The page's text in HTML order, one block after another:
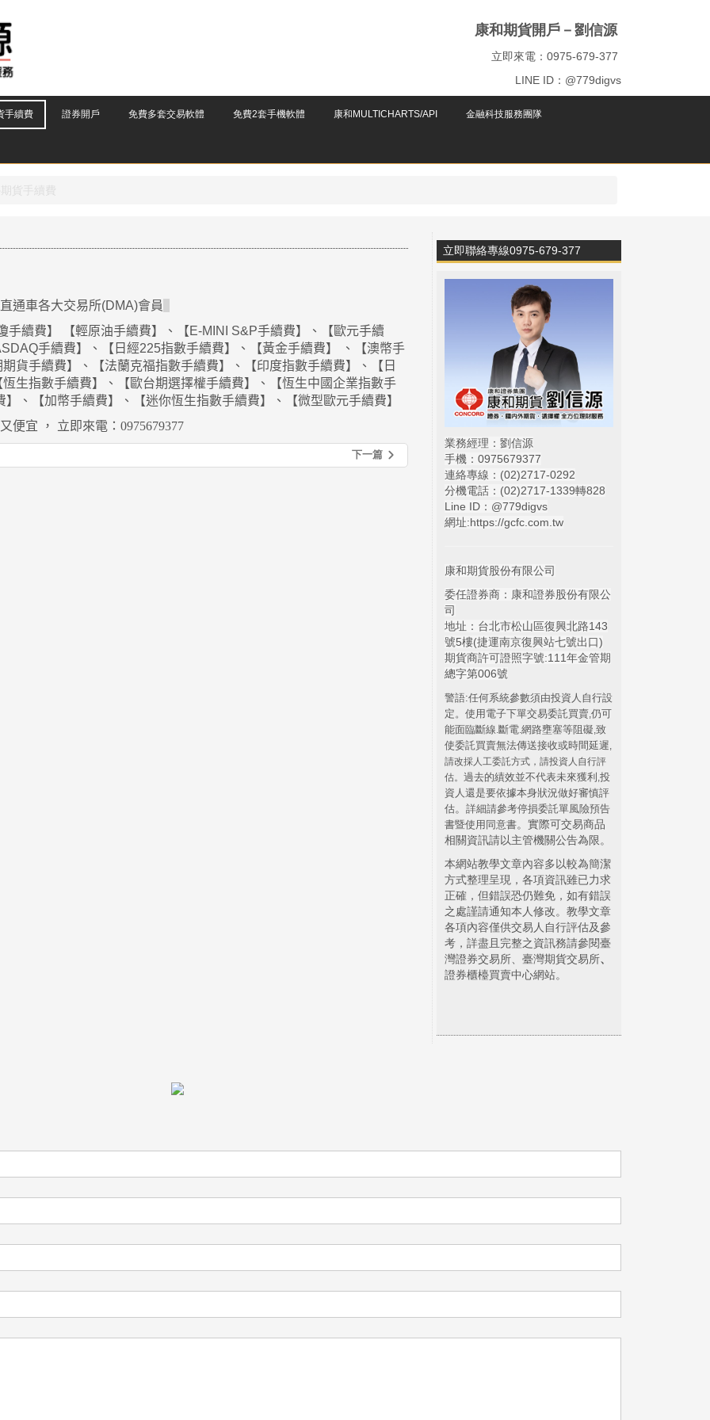
康和期貨開戶－劉信源
立即來電：0975-679-377
LINE ID：@779digvs
手續費 證券開戶 免費多套交易軟體 免費2套手機軟體 康和MULTICHARTS/API 金融科技服務團隊
期貨手續費
通車各大交易所(DMA)會員
手續費】 【輕原油手續費】 、 【E-MINI S&P手續費】、【歐元手續
手續費】、【日經225指數手續費】、【黃金手續費】
、【澳幣手
貨手續費】、【法蘭克福指數手續費】、【印度指數手續費】、【日
恆生指數手續費】、【歐台期選擇權手續費】、【恆生中國企業指數手
】、【加幣手續費】、【迷你恆生指數手續費】、【微型歐元手續費】
便宜 ， 立即來電：0975679377
下一篇
立即聯絡專線0975-679-377
業務經理：劉信源
手機：0975679377
連絡專線：(02)2717-0292
分機電話：(02)2717-1339轉828
Line ID：@779digvs
網址:https://gcfc.com.tw
康和期貨股份有限公司
委任證券商：康和證券股份有限公
司
地址：台北市松山區復興北路143
號5樓(捷運南京復興站七號出口)
期貨商許可證照字號:111年金管期
總字第006號
警語:任何系統參數須由投資人自行設
定。使用電子下單交易委託買賣,仍可
能面臨斷線.斷電.網路壅塞等阻礙,致
使委託買賣無法傳送接收或時間延遲,
請改採人工委託方式，請投資人自行評
估。過去的績效並不代表未來獲利 ,投
資人還是要依據本身狀況做好審慎評
估。詳細請參考停損委託單風險預告
書暨使用同意書。實際可交易商品
相關資訊請以主管機關公告為限。
本網站教學文章內容多以較為簡潔
方式整理呈現，各項資訊雖已力求
正確，但錯誤恐仍難免，如有錯誤
之處謹請通知本人修改。教學文章
各項內容僅供交易人自行評估及參
考，詳盡且完整之資訊務請參閱臺
灣證券交易所、臺灣期貨交易所、
證券櫃檯買賣中心網站。